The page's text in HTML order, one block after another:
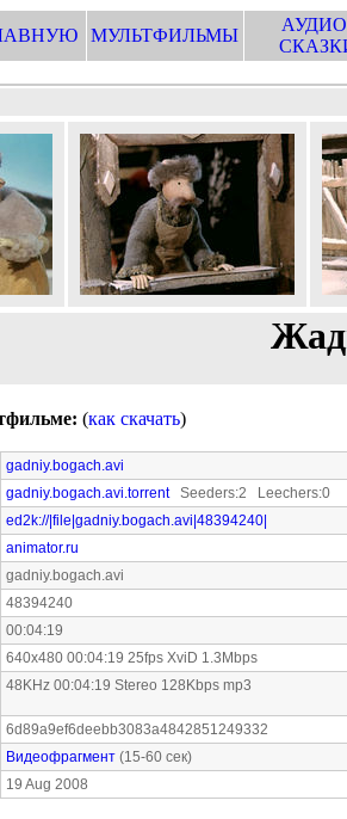
МУЛЬТФИЛЬМЫ
(как скачать)
gadniy.bogach.avi
gadniy.bogach.avi.torrentSeeders:2 Leechers:0
ed2k://|file|gadniy.bogach.avi|48394240|
animator.ru
gadniy.bogach.avi
48394240
00:04:19
640x480 00:04:19 25fps XviD 1.3Mbps
48KHz 00:04:19 Stereo 128Kbps mp3
6d89a9ef6deebb3083a4842851249332
Видеофрагмент (15-60 сек)
19 Aug 2008